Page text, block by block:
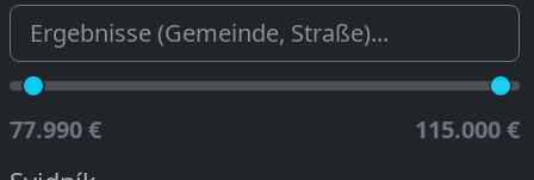
77.990 € 115.000 €